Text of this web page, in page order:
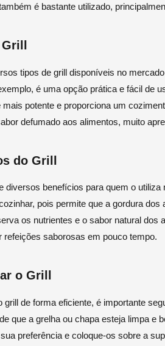
é bastante utilizado,
tipos de grill disponíveis no
é uma opção prática e fácil de
mais potente e proporciona um
defumado aos alimentos, muito
do Grill
diversos benefícios para quem o
pois permite que a gordura
os nutrientes e o sabor natural dos
refeições saborosas em pouco tempo.
o Grill
grill de forma eficiente, é importante
que a grelha ou chapa esteja limpa e
preferência e coloque-os sobre a